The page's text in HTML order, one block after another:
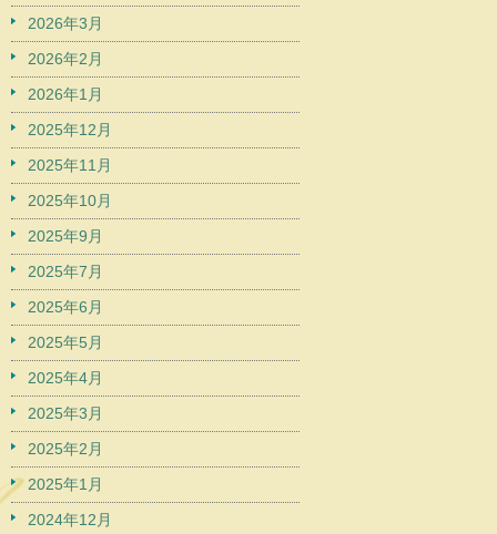
2026年3月
2026年2月
2026年1月
2025年12月
2025年11月
2025年10月
2025年9月
2025年7月
2025年6月
2025年5月
2025年4月
2025年3月
2025年2月
2025年1月
2024年12月